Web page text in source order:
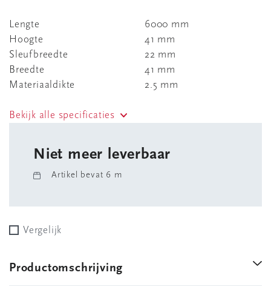
Lengte
6000 mm
Hoogte
41 mm
Sleufbreedte
22 mm
Breedte
41 mm
Materiaaldikte
2.5 mm
Bekijk alle specificaties
Niet meer leverbaar
Artikel bevat 6 m
Vergelijk
Productomschrijving